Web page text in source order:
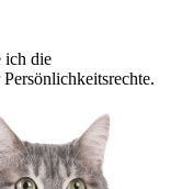
ich die